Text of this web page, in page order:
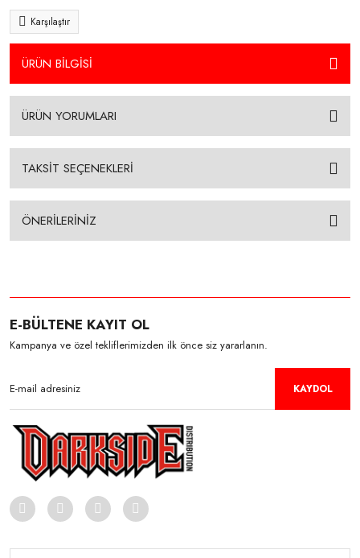
Karşılaştır
ÜRÜN BİLGİSİ
ÜRÜN YORUMLARI
TAKSİT SEÇENEKLERİ
ÖNERİLERİNİZ
E-BÜLTENE KAYIT OL
Kampanya ve özel tekliflerimizden ilk önce siz yararlanın.
KAYDOL